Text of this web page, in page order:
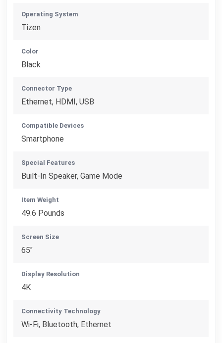
Operating System
Tizen
Color
Black
Connector Type
Ethernet, HDMI, USB
Compatible Devices
Smartphone
Special Features
Built-In Speaker, Game Mode
Item Weight
49.6 Pounds
Screen Size
65"
Display Resolution
4K
Connectivity Technology
Wi-Fi, Bluetooth, Ethernet